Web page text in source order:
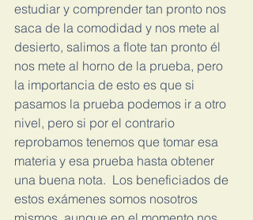
estudiar y comprender tan pronto nos
saca de la comodidad y nos mete al
desierto, salimos a flote tan pronto él
nos mete al horno de la prueba, pero
la importancia de esto es que si
pasamos la prueba podemos ir a otro
nivel, pero si por el contrario
reprobamos tenemos que tomar esa
materia y esa prueba hasta obtener
una buena nota.  Los beneficiados de
estos exámenes somos nosotros